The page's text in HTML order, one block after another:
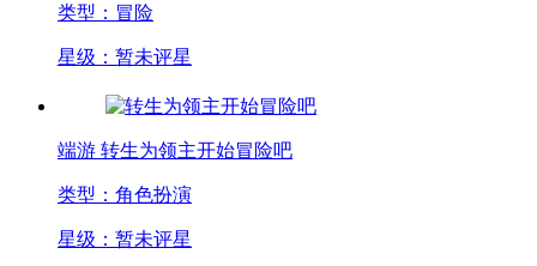
类型：冒险
星级：暂未评星
端游 转生为领主开始冒险吧
类型：角色扮演
星级：暂未评星